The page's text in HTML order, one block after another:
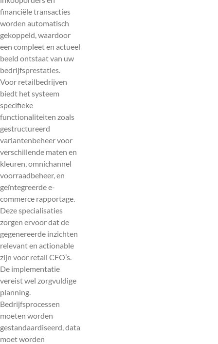
financiële transacties
worden automatisch
gekoppeld, waardoor
een compleet en actueel
beeld ontstaat van uw
bedrijfsprestaties.
Voor retailbedrijven
biedt het systeem
specifieke
functionaliteiten zoals
gestructureerd
variantenbeheer voor
verschillende maten en
kleuren, omnichannel
voorraadbeheer, en
geïntegreerde e-
commerce rapportage.
Deze specialisaties
zorgen ervoor dat de
gegenereerde inzichten
relevant en actionable
zijn voor retail CFO’s.
De implementatie
vereist wel zorgvuldige
planning.
Bedrijfsprocessen
moeten worden
gestandaardiseerd, data
moet worden